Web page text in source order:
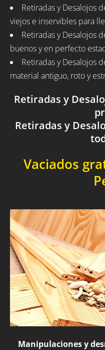
Retiradas y Desalojos
viejos e inservibles para
Retiradas y Desalojos
buenos y en perfecto
Retiradas y Desalojos
material antiguo, roto y
Retiradas y
Retiradas y
Vaciados
Manipulaciones y